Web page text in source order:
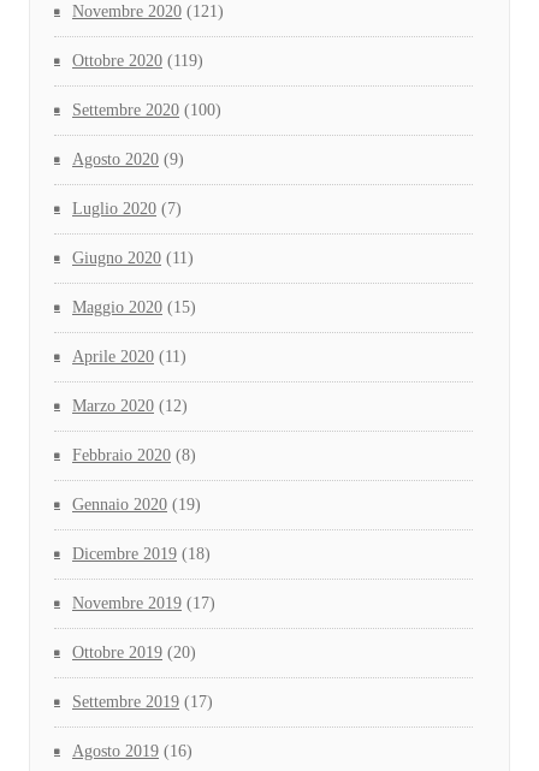
Novembre 2020 (121)
Ottobre 2020 (119)
Settembre 2020 (100)
Agosto 2020 (9)
Luglio 2020 (7)
Giugno 2020 (11)
Maggio 2020 (15)
Aprile 2020 (11)
Marzo 2020 (12)
Febbraio 2020 (8)
Gennaio 2020 (19)
Dicembre 2019 (18)
Novembre 2019 (17)
Ottobre 2019 (20)
Settembre 2019 (17)
Agosto 2019 (16)